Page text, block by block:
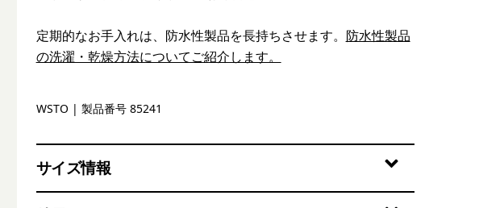
定期的なお手入れは、防水性製品を長持ちさせます。 防水性製品
の洗濯・乾燥方法についてご紹介します。
Weathered Stone
WSTO | 製品番号 85241
サイズ情報